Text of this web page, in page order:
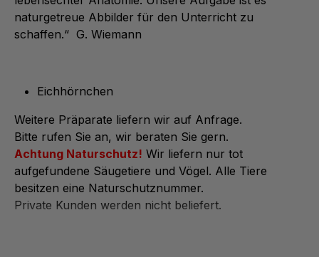
naturgetreue Abbilder für den Unterricht zu
schaffen.“ G. Wiemann
Eichhörnchen
Weitere Präparate liefern wir auf Anfrage.
Bitte rufen Sie an, wir beraten Sie gern.
Achtung Naturschutz! Wir liefern nur tot
aufgefundene Säugetiere und Vögel. Alle Tiere
besitzen eine Naturschutznummer.
Private Kunden werden nicht beliefert.